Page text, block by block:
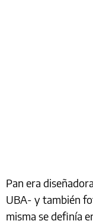
Pan era
UBA- y también
misma se definía